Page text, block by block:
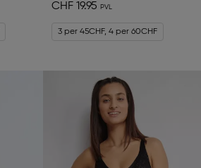
CHF 19.95
3 per 45CHF, 4 per 60CHF